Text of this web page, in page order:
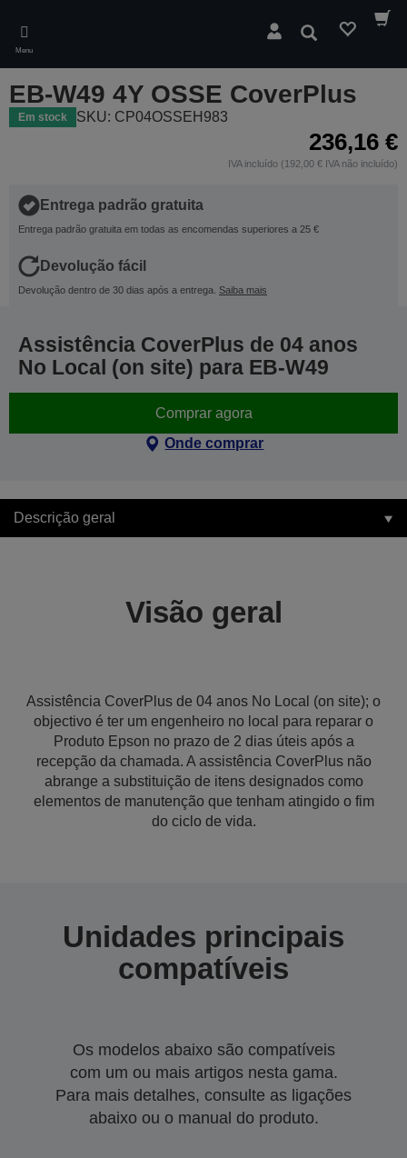
main
content
Menu
Pesquisar
EB-W49 4Y OSSE CoverPlus
Em stock SKU: CP04OSSEH983
236,16 €
IVA incluído (192,00 € IVA não incluído)
Entrega padrão gratuita
Entrega padrão gratuita em todas as encomendas superiores a 25 €
Devolução fácil
Devolução dentro de 30 dias após a entrega. Saiba mais
Assistência CoverPlus de 04 anos
No Local (on site) para EB-W49
Comprar agora
Onde comprar
Descrição geral
Visão geral
Assistência CoverPlus de 04 anos No Local (on site); o
objectivo é ter um engenheiro no local para reparar o
Produto Epson no prazo de 2 dias úteis após a
recepção da chamada. A assistência CoverPlus não
abrange a substituição de itens designados como
elementos de manutenção que tenham atingido o fim
do ciclo de vida.
Unidades principais
compatíveis
Os modelos abaixo são compatíveis
com um ou mais artigos nesta gama.
Para mais detalhes, consulte as ligações
abaixo ou o manual do produto.